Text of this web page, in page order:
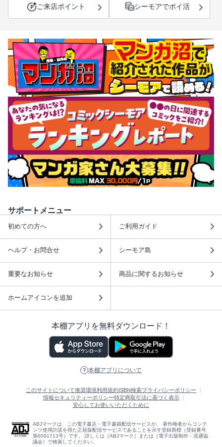
ご来店ポイント シーモアでポイ活
サポートメニュー
初めての方へ ご利用ガイド
ヘルプ・お問合せ シーモア島
重要なお知らせ 商品に関するお知らせ
ホームアイコンを追加
本棚アプリを無料ダウンロード！
本棚アプリについて
このサイトについて推奨環境利用規約ISBN検索プライバシーポリシー
情報セキュリティーポリシー特定商取引法に基づく表示
安心してお使いいただくために
ABJマークは、この電子書店・電子書籍配信サービスが、 著作権者からコンテ
ンツ使用許諾を得た正規版配信サービスであることを示す登録商標（登録番号
第6091713号）です。 詳しくは［ABJマーク］または［電子出版制作・流通協
議会］で検索してください。